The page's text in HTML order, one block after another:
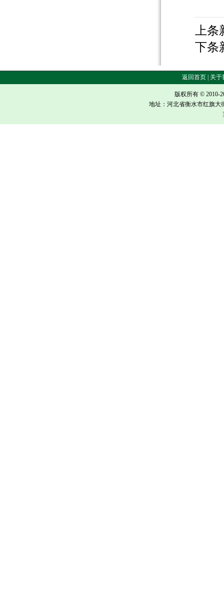
上
下条
返回首页 | 关于
版权所有 © 2010-
地址：河北省衡水市红旗大